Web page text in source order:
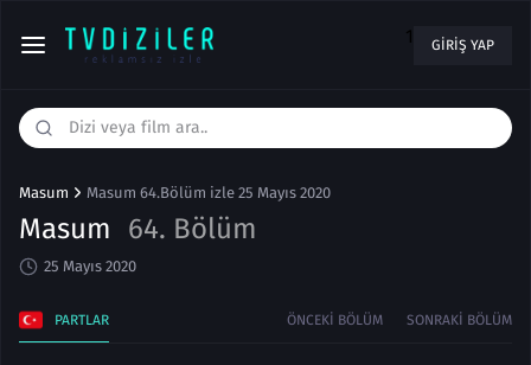
1 GIRIŞ YAP
Masum Masum 64.Bölüm izle 25 Mayıs 2020
Masum 64. Bölüm
25 Mayıs 2020
PARTLAR ÖNCEKI BÖLÜM SONRAKI BÖLÜM